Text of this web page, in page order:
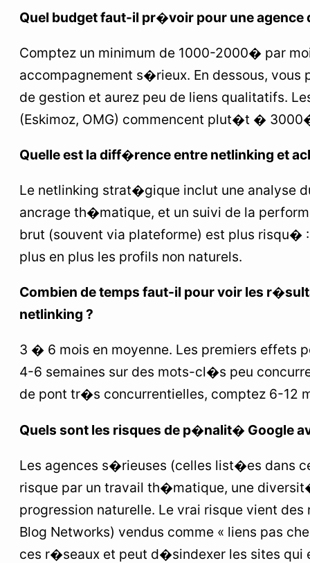
Quel budget faut-il pr�voir pour une agence
Comptez un minimum de 1000-2000� par
accompagnement s�rieux. En dessous, vous
de gestion et aurez peu de liens qualitatifs.
(Eskimoz, OMG) commencent plut�t �
Quelle est la diff�rence entre netlinking et
Le netlinking strat�gique inclut une analyse
ancrage th�matique, et un suivi de la
brut (souvent via plateforme) est plus risqu�
plus en plus les profils non naturels.
Combien de temps faut-il pour voir les
netlinking ?
3 � 6 mois en moyenne. Les premiers effets
4-6 semaines sur des mots-cl�s peu
de pont tr�s concurrentielles, comptez 6-12
Quels sont les risques de p�nalit� Google
Les agences s�rieuses (celles list�es dans
risque par un travail th�matique, une
progression naturelle. Le vrai risque vient
Blog Networks) vendus comme « liens pas
ces r�seaux et peut d�sindexer les sites qui